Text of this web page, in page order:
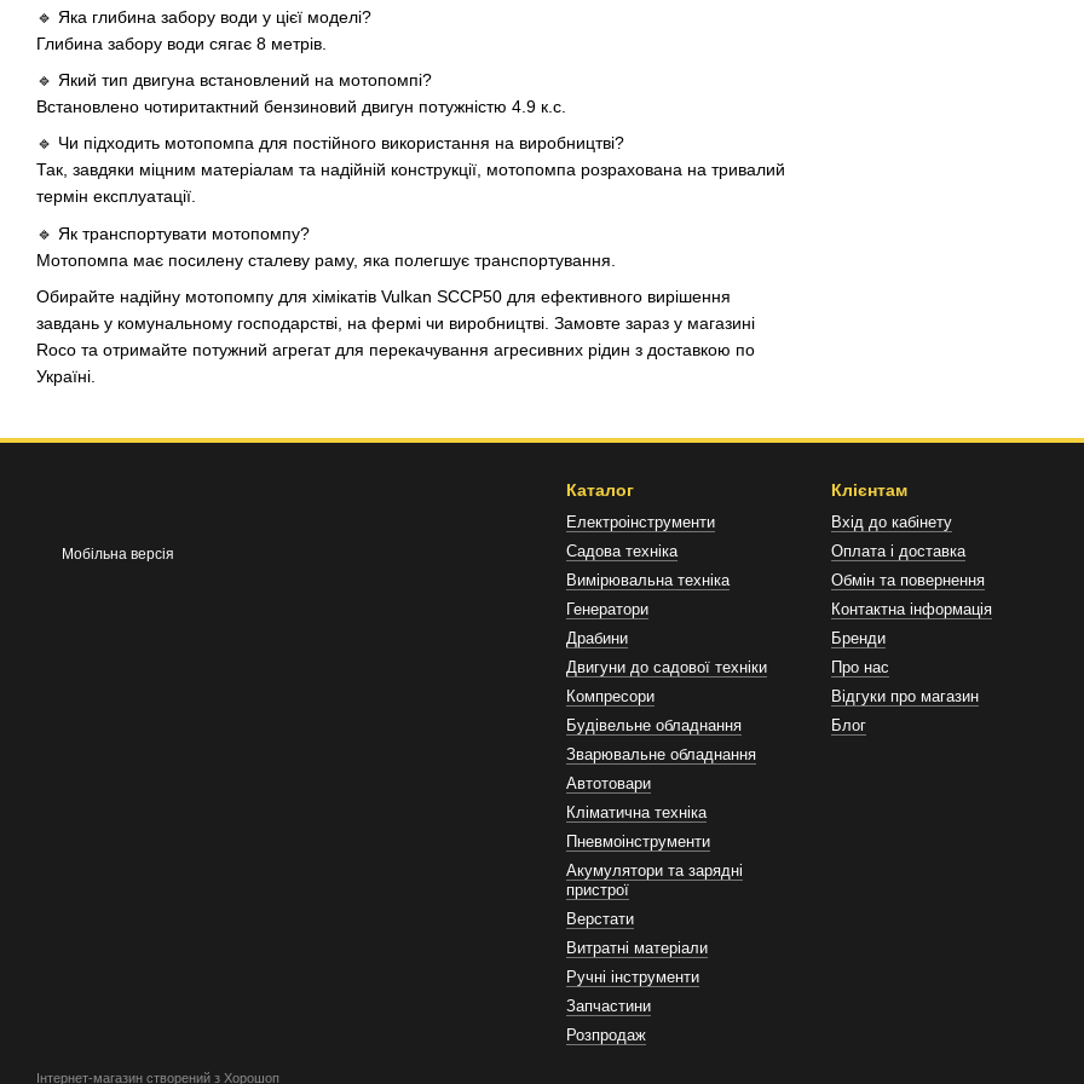
🔹 Яка глибина забору води у цієї моделі?
Глибина забору води сягає 8 метрів.
🔹 Який тип двигуна встановлений на мотопомпі?
Встановлено чотиритактний бензиновий двигун потужністю 4.9 к.с.
🔹 Чи підходить мотопомпа для постійного використання на виробництві?
Так, завдяки міцним матеріалам та надійній конструкції, мотопомпа розрахована на тривалий
термін експлуатації.
🔹 Як транспортувати мотопомпу?
Мотопомпа має посилену сталеву раму, яка полегшує транспортування.
Обирайте надійну мотопомпу для хімікатів Vulkan SCCP50 для ефективного вирішення
завдань у комунальному господарстві, на фермі чи виробництві. Замовте зараз у магазині
Roco та отримайте потужний агрегат для перекачування агресивних рідин з доставкою по
Україні.
Мобільна версія
Інтернет-магазин створений з Хорошоп
Каталог
Електроінструменти
Садова техніка
Вимірювальна техніка
Генератори
Драбини
Двигуни до садової техніки
Компресори
Будівельне обладнання
Зварювальне обладнання
Автотовари
Кліматична техніка
Пневмоінструменти
Акумулятори та зарядні
пристрої
Верстати
Витратні матеріали
Ручні інструменти
Запчастини
Розпродаж
Клієнтам
Вхід до кабінету
Оплата і доставка
Обмін та повернення
Контактна інформація
Бренди
Про нас
Відгуки про магазин
Блог